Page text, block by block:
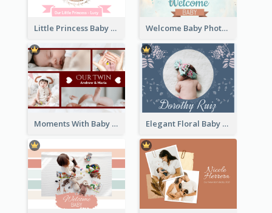
Little Princess Baby Photo Book Welcome Baby Photo Book
Moments With Baby Photo Book Elegant Floral Baby Photo Book